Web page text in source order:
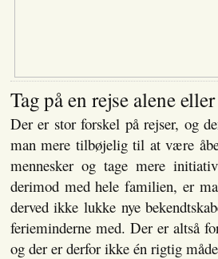
Tag på en rejse alene
Der er stor forskel på rejser, og
man mere tilbøjelig til at være
mennesker og tage mere
derimod med hele familien, er
derved ikke lukke nye
ferieminderne med. Der er altså
og der er derfor ikke én rigtig